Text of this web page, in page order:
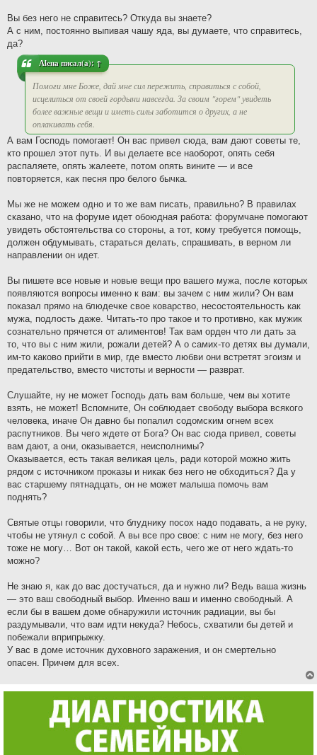
Вы без него не справитесь? Откуда вы знаете?
А с ним, постоянно выпивая чашу яда, вы думаете, что справитесь,
да?
Аlенаписал(а): ↑
Помоги мне Боже, дай мне сил пережить, справиться с собой,
исцелиться от своей гордыни навсегда. За своим "горем" увидеть
более важные вещи и иметь силы заботится о других, а не
оплакивать себя.
А вам Господь помогает! Он вас привел сюда, вам дают советы те,
кто прошел этот путь. И вы делаете все наоборот, опять себя
распаляете, опять жалеете, потом опять вините — и все
повторяется, как песня про белого бычка.
Мы же не можем одно и то же вам писать, правильно? В правилах
сказано, что на форуме идет обоюдная работа: форумчане помогают
увидеть обстоятельства со стороны, а тот, кому требуется помощь,
должен обдумывать, стараться делать, спрашивать, в верном ли
направлении он идет.
Вы пишете все новые и новые вещи про вашего мужа, после которых
появляются вопросы именно к вам: вы зачем с ним жили? Он вам
показал прямо на блюдечке свое коварство, несостоятельность как
мужа, подлость даже. Читать-то про такое и то противно, как мужик
сознательно прячется от алиментов! Так вам орден что ли дать за
то, что вы с ним жили, рожали детей? А о самих-то детях вы думали,
им-то каково прийти в мир, где вместо любви они встретят эгоизм и
предательство, вместо чистоты и верности — разврат.
Слушайте, ну не может Господь дать вам больше, чем вы хотите
взять, не может! Вспомните, Он соблюдает свободу выбора всякого
человека, иначе Он давно бы попалил содомским огнем всех
распутников. Вы чего ждете от Бога? Он вас сюда привел, советы
вам дают, а они, оказывается, неисполнимы?
Оказывается, есть такая великая цель, ради которой можно жить
рядом с источником проказы и никак без него не обходиться? Да у
вас старшему пятнадцать, он не может малыша помочь вам
поднять?
Святые отцы говорили, что блуднику посох надо подавать, а не руку,
чтобы не утянул с собой. А вы все про свое: с ним не могу, без него
тоже не могу… Вот он такой, какой есть, чего же от него ждать-то
можно?
Не знаю я, как до вас достучаться, да и нужно ли? Ведь ваша жизнь
— это ваш свободный выбор. Именно ваш и именно свободный. А
если бы в вашем доме обнаружили источник радиации, вы бы
раздумывали, что вам идти некуда? Небось, схватили бы детей и
побежали вприпрыжку.
У вас в доме источник духовного заражения, и он смертельно
опасен. Причем для всех.